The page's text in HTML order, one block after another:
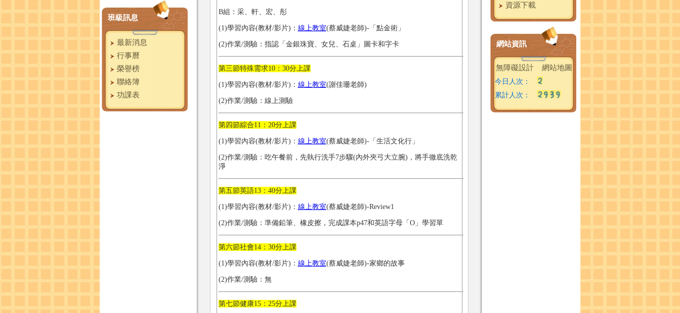
班級訊息
最新消息
行事曆
榮譽榜
聯絡簿
功課表
B組：采、軒、宏、彤
(1)學習內容(教材/影片)： 線上教室(蔡威婕老師)-「點金術」
(2)作業/測驗：指認「金銀珠寶、女兒、石桌」圖卡和字卡
第三節特殊需求10：30分上課
(1)學習內容(教材/影片)： 線上教室(謝佳珊老師)
(2)作業/測驗：線上測驗
第四節綜合11：20分上課
(1)學習內容(教材/影片)： 線上教室(蔡威婕老師)-「生活文化行」
(2)作業/測驗：吃午餐前，先執行洗手7步驟(內外夾弓大立腕)，將手徹底洗乾
淨
第五節英語13：40分上課
(1)學習內容(教材/影片)： 線上教室(蔡威婕老師)-Review1
(2)作業/測驗：準備鉛筆、橡皮擦，完成課本p47和英語字母「O」學習單
第六節社會14：30分上課
(1)學習內容(教材/影片)： 線上教室(蔡威婕老師)-家鄉的故事
(2)作業/測驗：無
第七節健康15：25分上課
資源下載
網站資訊
無障礙設計 網站地圖
今日人次：
累計人次：